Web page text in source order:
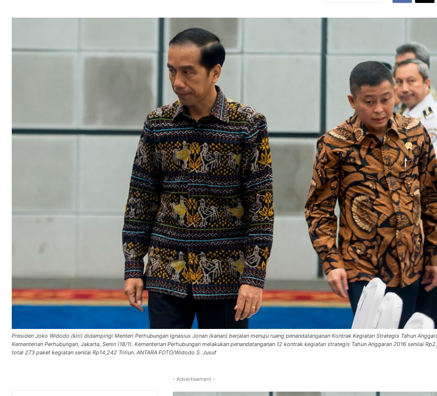
Presiden Joko Widodo (kiri) didampingi Menteri Perhubungan Ignasius Jonan (kanan) berjalan menuju ruang penandatanganan Kontrak Kegiatan Strategis Tahun
Kementerian Perhubungan, Jakarta, Senin (18/1). Kementerian Perhubungan melakukan penandatanganan 12 kontrak kegiatan strategis Tahun Anggaran 2016 senilai
total 273 paket kegiatan senilai Rp14,242 Triliun. ANTARA FOTO/Widodo S. Jusuf
- Advertisement -